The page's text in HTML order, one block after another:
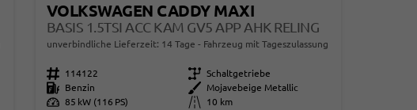
VOLKSWAGEN CADDY MAXI
BASIS 1.5TSI ACC KAM GV5 APP AHK RELING
unverbindliche Lieferzeit: 14 Tage Fahrzeug mit Tageszulassung
Fahrzeugnr. 114122 Getriebe Schaltgetriebe
Kraftstoff
Benzin Außenfarbe
Mojavebeige Metallic
Leistung 85 kW (116 PS) Kilometerstand
10 km